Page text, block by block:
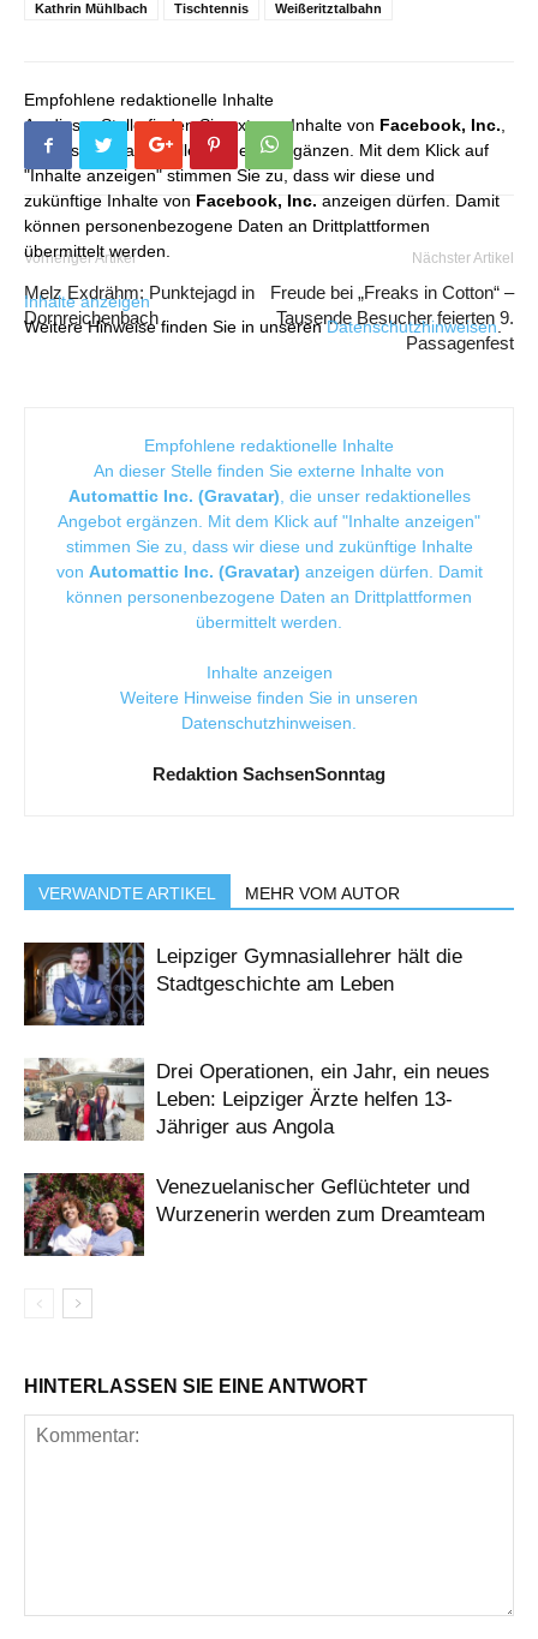
Kathrin Mühlbach Tischtennis Weißeritztalbahn
Empfohlene redaktionelle Inhalte
An dieser Stelle finden Sie externe Inhalte von Facebook, Inc.,
die unser redaktionelles Angebot ergänzen. Mit dem Klick auf
"Inhalte anzeigen" stimmen Sie zu, dass wir diese und
zukünftige Inhalte von Facebook, Inc. anzeigen dürfen. Damit
können personenbezogene Daten an Drittplattformen
übermittelt werden.
Inhalte anzeigen
Weitere Hinweise finden Sie in unserenDatenschutzhinweisen.
Vorheriger Artikel
Melz Exdrähm: Punktejagd in
Dornreichenbach
Nächster Artikel
Freude bei „Freaks in Cotton“ –
Tausende Besucher feierten 9.
Passagenfest
Empfohlene redaktionelle Inhalte
An dieser Stelle finden Sie externe Inhalte von
Automattic Inc. (Gravatar), die unser redaktionelles
Angebot ergänzen. Mit dem Klick auf "Inhalte anzeigen"
stimmen Sie zu, dass wir diese und zukünftige Inhalte
von Automattic Inc. (Gravatar) anzeigen dürfen. Damit
können personenbezogene Daten an Drittplattformen
übermittelt werden.
Inhalte anzeigen
Weitere Hinweise finden Sie in unseren
Datenschutzhinweisen.
Redaktion SachsenSonntag
VERWANDTE ARTIKEL MEHR VOM AUTOR
Leipziger Gymnasiallehrer hält die
Stadtgeschichte am Leben
Drei Operationen, ein Jahr, ein neues
Leben: Leipziger Ärzte helfen 13-
Jähriger aus Angola
Venezuelanischer Geflüchteter und
Wurzenerin werden zum Dreamteam
HINTERLASSEN SIE EINE ANTWORT